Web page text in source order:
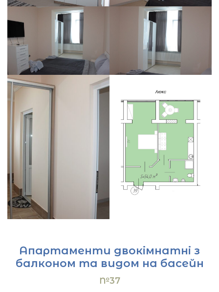
Апартаменти двокімнатні з
балконом та видом на басейн
№37